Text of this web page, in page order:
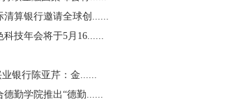
清算银行邀请全球创......
科技年会将于5月16......
银行陈亚芹：金......
德勤学院推出“德勤......